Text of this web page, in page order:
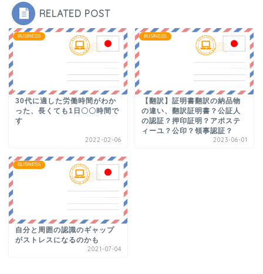
RELATED POST
BUSINESS
30代に適した労働時間がわか
った、長くても1日〇〇時間で
す
2022-02-06
BUSINESS
【翻訳】証明書翻訳の納品物
の違い、翻訳証明書？公証人
の認証？押印証明？アポステ
ィーユ？公印？領事認証？
2023-06-01
BUSINESS
自分と周囲の認識のギャップ
がストレスになるのかも
2021-07-04